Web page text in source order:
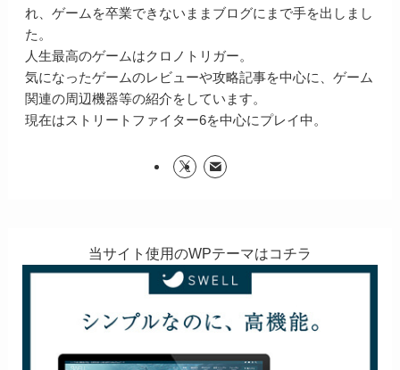
れ、ゲームを卒業できないままブログにまで手を出しまし
た。
人生最高のゲームはクロノトリガー。
気になったゲームのレビューや攻略記事を中心に、ゲーム
関連の周辺機器等の紹介をしています。
現在はストリートファイター6を中心にプレイ中。
当サイト使用のWPテーマはコチラ